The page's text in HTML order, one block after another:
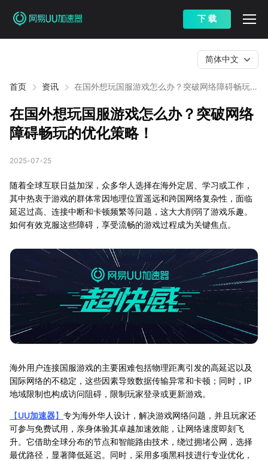
下 载
首页 资讯
在国外想玩国服游戏怎么办？突破网络障碍畅玩的
简体中文
在国外想玩国服游戏怎么办？突破网络
障碍畅玩的优化策略！
2025-07-25
随着全球互联日益加深，众多华人选择在海外定居、学习或工作，
其中热衷于游戏的群体常因地理位置遥远和跨国网络复杂性，面临
延迟过高、连接中断和卡顿频繁等问题，这大大削弱了游戏乐趣。
如何有效克服这些障碍，享受流畅的游戏过程成为关键焦点。
海外用户连接国服游戏的主要困难包括物理距离引发的高延迟以及
国际网络的不稳定，这些因素导致数据传输异常和卡顿；同时，IP
地域限制也构成访问阻碍，限制玩家登录或更新游戏。
【UU加速器】 专为海外华人设计，解决游戏网络问题，并且玩家还
可参与免费试用，亲身体验其卓越加速效能，让网络速度即刻飞
升。它借助全球分布的节点和智能路由技术，绕过拥堵公网，选择
最优路径，显著降低延迟。同时，采用多项黑科技进行专业优化，